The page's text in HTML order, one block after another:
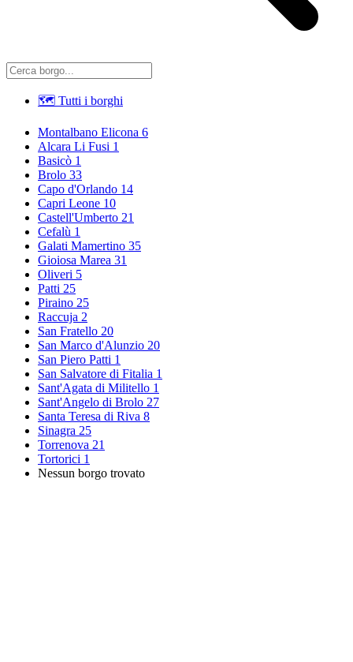
🗺 Tutti i borghi
Montalbano Elicona 6
Alcara Li Fusi 1
Basicò 1
Brolo 33
Capo d'Orlando 14
Capri Leone 10
Castell'Umberto 21
Cefalù 1
Galati Mamertino 35
Gioiosa Marea 31
Oliveri 5
Patti 25
Piraino 25
Raccuja 2
San Fratello 20
San Marco d'Alunzio 20
San Piero Patti 1
San Salvatore di Fitalia 1
Sant'Agata di Militello 1
Sant'Angelo di Brolo 27
Santa Teresa di Riva 8
Sinagra 25
Torrenova 21
Tortorici 1
Nessun borgo trovato